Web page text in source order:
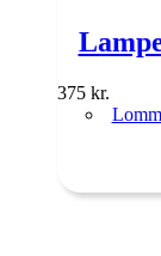
375 kr.